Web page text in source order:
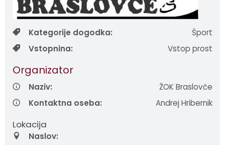
Kategorije dogodka:
Šport
Vstopnina:
Vstop prost
Organizator
Naziv:
ŽOK Braslovče
Kontaktna oseba:
Andrej Hribernik
Lokacija
Naslov:
Zaščita in reševanje
Proračun občine
Prostorski akti občine
Strateški dokumenti
Občinsko glasilo
Lokalne volitve
Ekomuzej hmeljarstva in pivovarstva
Dežela celjska
Slovo naših občanov
Objave Savinjska TV